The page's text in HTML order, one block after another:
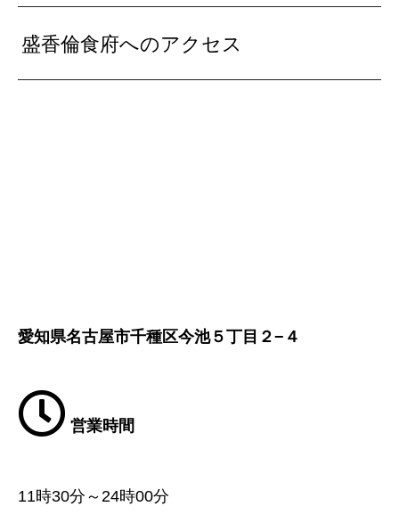
盛香倫食府へのアクセス
愛知県名古屋市千種区今池５丁目２−４
営業時間
11時30分～24時00分